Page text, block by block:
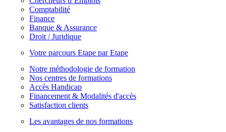
Comptabilité
Finance
Banque & Assurance
Droit / Juridique
Votre parcours Etape par Etape
Notre méthodologie de formation
Nos centres de formations
Accès Handicap
Financement & Modalités d'accès
Satisfaction clients
Les avantages de nos formations